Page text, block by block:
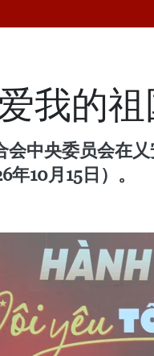
我的
会中央委员会在
年10月15日）。